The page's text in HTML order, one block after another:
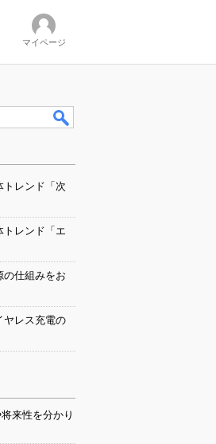
マイページ
トレンド「次
トレンド「エ
仕組みをお
レス充電の
来性を分かり